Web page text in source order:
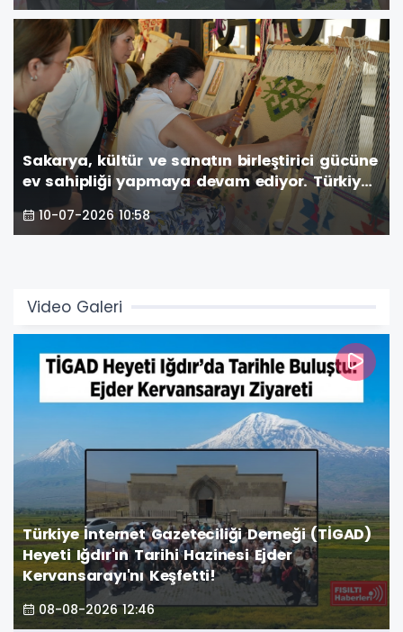
Sakarya, kültür ve sanatın birleştirici gücüne
ev sahipliği yapmaya devam ediyor. Türkiye
Kültür Yolu Festivali kapsamında düzenlenen
etkinlikler, altıncı gününde de şehri renkli bir
10-07-2026 10:58
Video Galeri
Türkiye İnternet Gazeteciliği Derneği (TİGAD)
Heyeti Iğdır'ın Tarihi Hazinesi Ejder
Kervansarayı'nı Keşfetti!
08-08-2026 12:46